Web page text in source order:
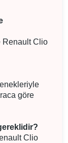
Renault Clio
göre
Clio